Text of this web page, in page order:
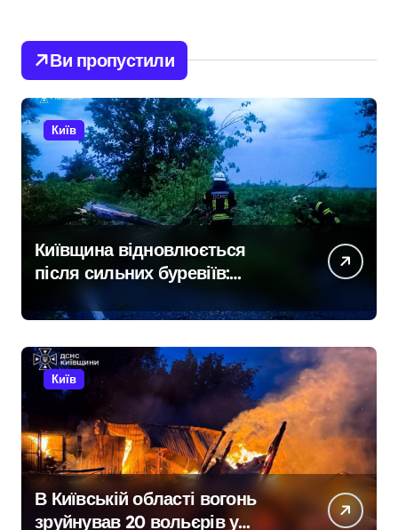
Ви пропустили
Київ
Київщина відновлюється
після сильних буревіїв:
пошкоджено 62 будинки,
понад 18 тисяч родин
залишились без електрики
Київ
В Київській області вогонь
зруйнував 20 вольєрів у